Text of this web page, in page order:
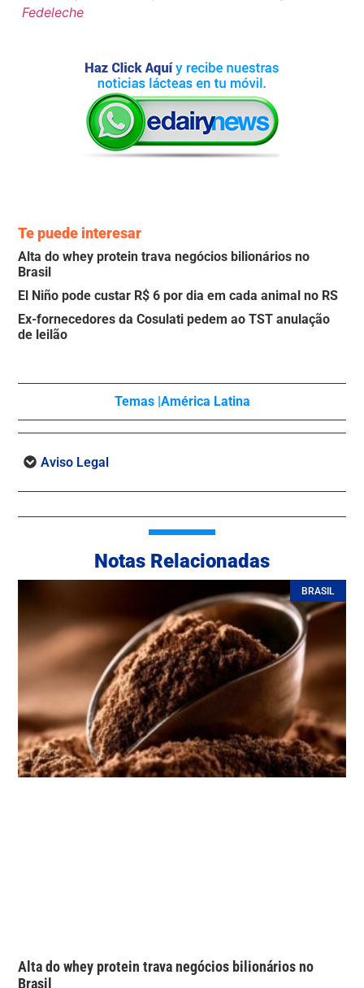
Fedeleche
Te puede interesar
Alta do whey protein trava negócios bilionários no
Brasil
El Niño pode custar R$ 6 por dia em cada animal no RS
Ex-fornecedores da Cosulati pedem ao TST anulação
de leilão
Temas | América Latina
Aviso Legal
Notas Relacionadas
BRASIL
Alta do whey protein trava negócios bilionários no
Brasil